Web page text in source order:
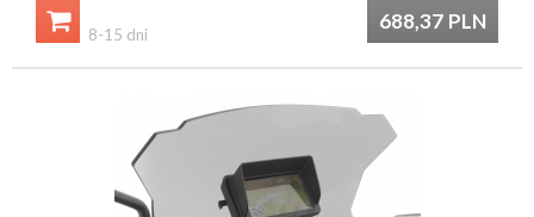
688,37 PLN

8-15 dni